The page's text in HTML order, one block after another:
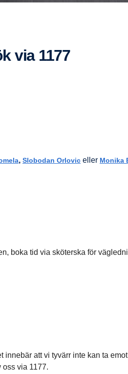
via 1177
, Slobodan Orlovic eller Monika
boka tid via sköterska för
att vi tyvärr inte kan ta
oss via 1177.